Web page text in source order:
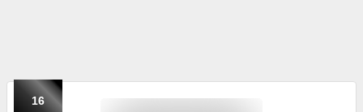
16